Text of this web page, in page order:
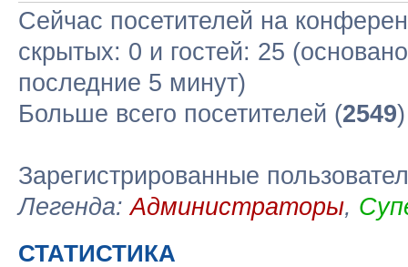
Сейчас посетителей на
скрытых: 0 и гостей: 25
последние 5 минут)
Больше всего посетителей (2549
Зарегистрированные
Легенда:Администраторы,
СТАТИСТИКА